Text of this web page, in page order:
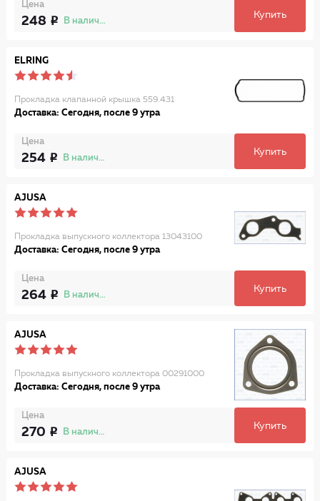
Цена
248 В наличии
Купить
ELRING
Прокладка клапанной крышка 559.431
Доставка: Сегодня, после 9 утра
Цена
254 В наличии
Купить
AJUSA
Прокладка выпускного коллектора 13043100
Доставка: Сегодня, после 9 утра
Цена
264 В наличии
Купить
AJUSA
Прокладка выпускного коллектора 00291000
Доставка: Сегодня, после 9 утра
Цена
270 В наличии
Купить
AJUSA